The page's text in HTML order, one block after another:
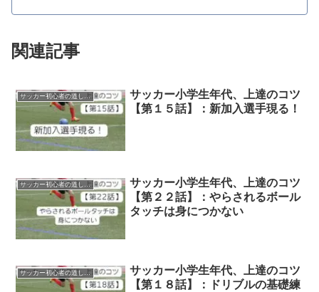
関連記事
サッカー初心者の道しるべ
サッカー小学生年代、上達のコツ
【第１５話】：新加入選手現る！
サッカー初心者の道しるべ
サッカー小学生年代、上達のコツ
【第２２話】：やらされるボール
タッチは身につかない
サッカー初心者の道しるべ
サッカー小学生年代、上達のコツ
【第１８話】：ドリブルの基礎練